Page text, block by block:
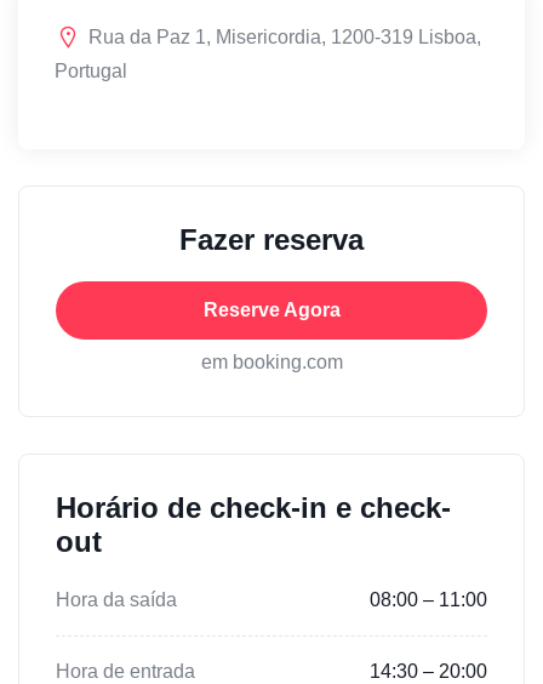
Rua da Paz 1, Misericordia, 1200-319 Lisboa,
Portugal
Fazer reserva
Reserve Agora
em booking.com
Horário de check-in e check-
out
Hora da saída 08:00 – 11:00
Hora de entrada 14:30 – 20:00